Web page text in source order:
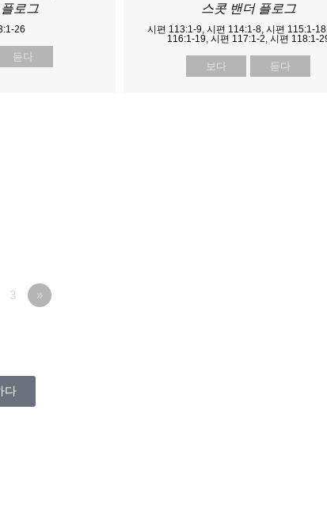
로그
26
듣다
스콧 밴더 플로그
시편 113:1-9, 시편 114:1-8, 시편 115:1-
116:1-19, 시편 117:1-2, 시편 118:1-
보다 듣다
3 »
다